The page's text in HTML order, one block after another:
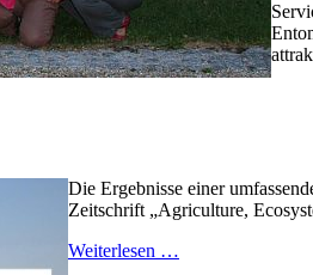
Die Ergebnisse einer
Zeitschrift „Agriculture,
Weiterlesen …